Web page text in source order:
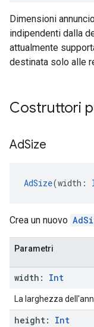
Dimensioni
indipendenti dalla
attualmente
destinata solo alle
Costruttori
AdSize
AdSize(width:
Crea un nuovo
Parametri
width: Int
La larghezza
height: Int